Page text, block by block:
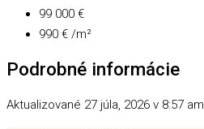
99 000 €
990 € /m²
Podrobné informácie
Aktualizované 27 júla, 2026 v 8:57 am